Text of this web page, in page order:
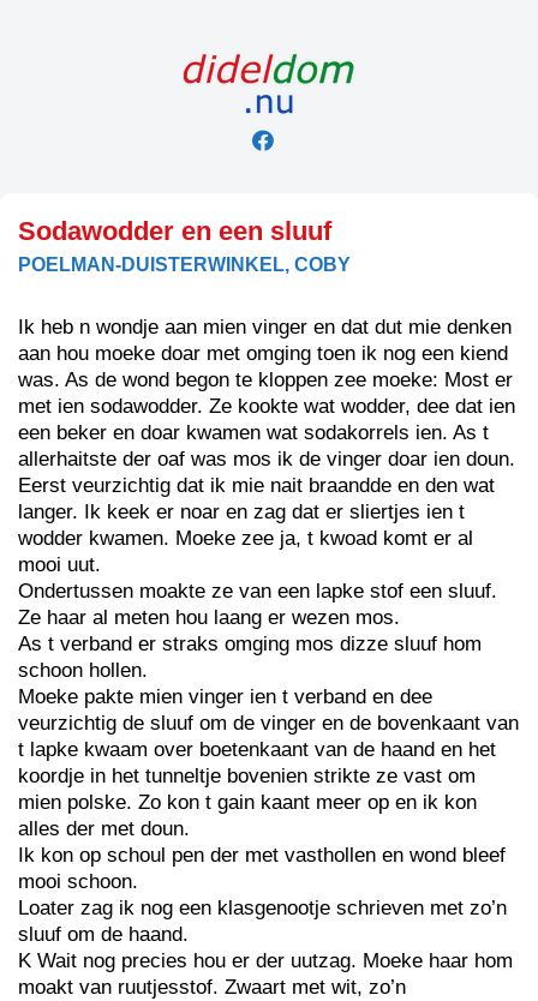
Sodawodder en een sluuf
POELMAN-DUISTERWINKEL, COBY
Ik heb n wondje aan mien vinger en dat dut mie denken
aan hou moeke doar met omging toen ik nog een kiend
was. As de wond begon te kloppen zee moeke: Most er
met ien sodawodder. Ze kookte wat wodder, dee dat ien
een beker en doar kwamen wat sodakorrels ien. As t
allerhaitste der oaf was mos ik de vinger doar ien doun.
Eerst veurzichtig dat ik mie nait braandde en den wat
langer. Ik keek er noar en zag dat er sliertjes ien t
wodder kwamen. Moeke zee ja, t kwoad komt er al
mooi uut.
Ondertussen moakte ze van een lapke stof een sluuf.
Ze haar al meten hou laang er wezen mos.
As t verband er straks omging mos dizze sluuf hom
schoon hollen.
Moeke pakte mien vinger ien t verband en dee
veurzichtig de sluuf om de vinger en de bovenkaant van
t lapke kwaam over boetenkaant van de haand en het
koordje in het tunneltje bovenien strikte ze vast om
mien polske. Zo kon t gain kaant meer op en ik kon
alles der met doun.
Ik kon op schoul pen der met vasthollen en wond bleef
mooi schoon.
Loater zag ik nog een klasgenootje schrieven met zo’n
sluuf om de haand.
K Wait nog precies hou er der uutzag. Moeke haar hom
moakt van ruutjesstof. Zwaart met wit, zo’n